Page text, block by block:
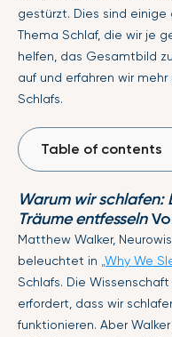
gestürzt. Dies sind
Thema Schlaf, die wir je
helfen, das Gesamtbild
auf und erfahren wir
Schlafs.
Table of contents
Warum wir schlafen:
Träume entfesseln
Matthew Walker,
beleuchtet in „Why We
Schlafs. Die
erfordert, dass wir
funktionieren. Aber